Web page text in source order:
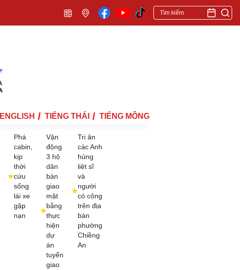
ENGLISH TIẾNG THÁI TIẾNG MÔNG
Phá
cabin,
kịp
thời
cứu
sống
lái xe
gặp
nạn
Vận
động
3 hộ
dân
bàn
giao
mặt
bằng
thực
hiện
dự
án
tuyến
giao
Tri ân
các Anh
hùng
liệt sĩ
và
người
có công
trên địa
bàn
phường
Chiềng
An